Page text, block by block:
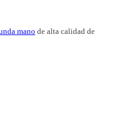
mano de alta calidad de